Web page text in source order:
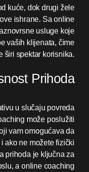
kuće, dok drugi žele
ishrane. Sa online
usluge koje
vaših klijenata, čime
širi spektar korisnika.
Prihoda
u slučaju povreda
može poslužiti
vam omogućava da
ako ne možete fizički
prihoda je ključna za
a online coaching